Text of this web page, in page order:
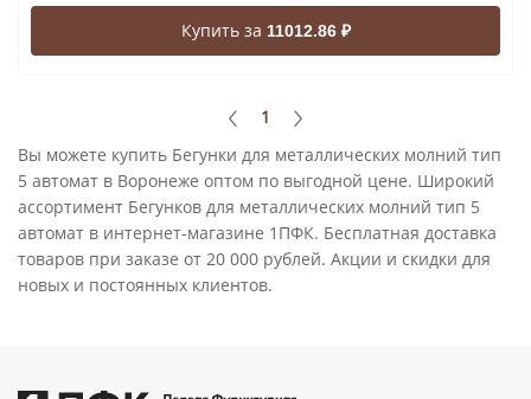
Купить за 11012.86 ₽
1
Вы можете купить Бегунки для металлических молний тип
5 автомат в Воронеже оптом по выгодной цене. Широкий
ассортимент Бегунков для металлических молний тип 5
автомат в интернет-магазине 1ПФК. Бесплатная доставка
товаров при заказе от 20 000 рублей. Акции и скидки для
новых и постоянных клиентов.